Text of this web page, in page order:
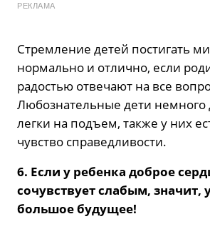
РЕКЛАМА
Стремление детей постигать
нормально и отлично, если
радостью отвечают на все
Любознательные дети немного
легки на подъем, также у них
чувство справедливости.
6. Если у ребенка доброе
сочувствует слабым, значит,
большое будущее!